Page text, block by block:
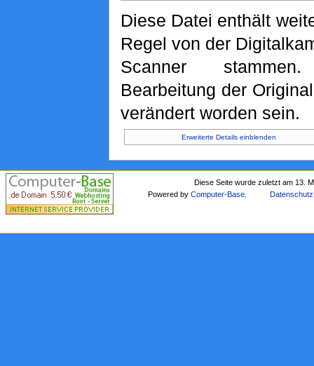
Diese Datei enthält
Regel von der
Scanner
Bearbeitung der
verändert worden sein.
Erweiterte Details einblenden
Diese Seite wurde zuletzt am 13.
Powered byComputer-Base Datenschutz